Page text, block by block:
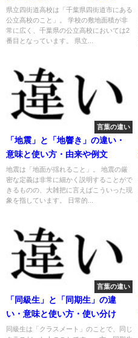
い方・由来や例文
県立四街道高校は「千葉県四街道市にある
公立高校のこと」。 学校の敷地面積が非
常に広く、千葉県の公立高校においては2
番目となっています。 県立...
言葉の違い
「地震」と「地響き」の違い・
意味と使い方・由来や例文
地震は「地面が揺れること」。 地震の厳
密な定義は非常に細かく説明することがで
きるものの、大雑把に言えばこういった現
象を指しています。 日常的...
言葉の違い
「同級生」と「同期生」の違
い・意味と使い方・使い分け
同級生は「クラスメート」のことで、同じ